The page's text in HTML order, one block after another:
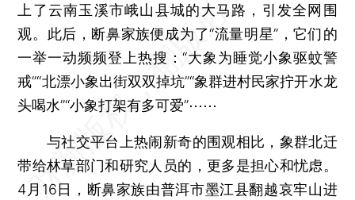
上了云南玉溪市峨山县城的大马路，引发全网围
观。此后，断鼻家族便成为了“流量明星”，它们的
一举一动频频登上热搜：“大象为睡觉小象驱蚊警
戒”“北漂小象出街双双掉坑”“象群进村民家拧开水龙
头喝水”“小象打架有多可爱”⋯⋯
与社交平台上热闹新奇的围观相比，象群北迁
带给林草部门和研究人员的，更多是担心和忧虑。
4月16日，断鼻家族由普洱市墨江县翻越哀牢山进